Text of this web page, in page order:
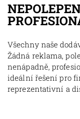
Všechny naše
Žádná reklama,
nenápadně,
ideální řešení pro
reprezentativní a